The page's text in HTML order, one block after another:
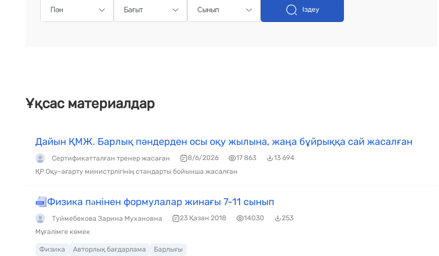
Пән Бағыт Сынып Іздеу
Ұқсас материалдар
Дайын ҚМЖ. Барлық пәндерден осы оқу жылына, жаңа бұйрыққа сай жасалған
Сертификатталған тренер жасаған 8/6/2026 17 863
13 694
ҚР Оқу-ағарту министрлігінің стандарты бойынша жасалған
Физика пəнінен формулалар жинағы 7-11 сынып
Туймебекова Зарина Мухановна 23 Қазан 2018 14030
253
Мұғалімге көмек
Физика Авторлық бағдарлама Барлығы